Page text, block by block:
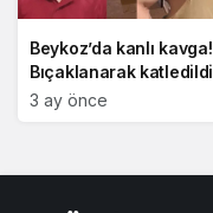
Beykoz’da kanlı kavga!
Bıçaklanarak katledildi
3 ay önce